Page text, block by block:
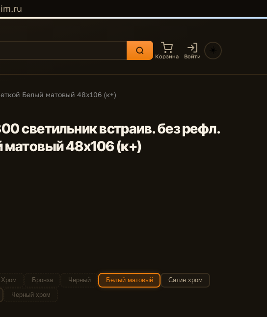
Корзина Войти
Белый матовый 48x106 (к+)
светильник встраив. без рефл.
матовый 48x106 (к+)
Хром Бронза Черный Белый матовый
Сатин хром
Черный хром